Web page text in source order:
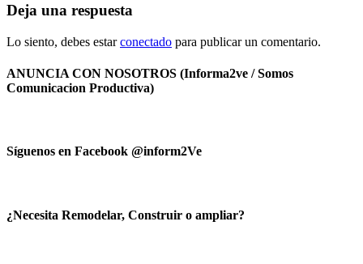
Deja una respuesta
Lo siento, debes estarconectado para publicar un comentario.
ANUNCIA CON NOSOTROS (Informa2ve / Somos
Comunicacion Productiva)
Síguenos en Facebook @inform2Ve
¿Necesita Remodelar, Construir o ampliar?